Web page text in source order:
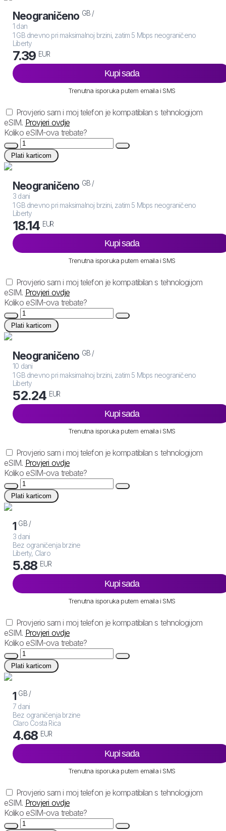
Neograničeno GB /
1 dan
1 GB dnevno pri maksimalnoj brzini, zatim 5 Mbps neograničeno
Liberty
7.39 EUR
Kupi sada
Trenutna isporuka putem emaila i SMS
Provjerio sam i moj telefon je kompatibilan s tehnologijom
eSIM. Provjeri ovdje
Koliko eSIM-ova trebate?
Plati karticom
Neograničeno GB /
3 dani
1 GB dnevno pri maksimalnoj brzini, zatim 5 Mbps neograničeno
Liberty
18.14 EUR
Kupi sada
Trenutna isporuka putem emaila i SMS
Provjerio sam i moj telefon je kompatibilan s tehnologijom
eSIM. Provjeri ovdje
Koliko eSIM-ova trebate?
Plati karticom
Neograničeno GB /
10 dani
1 GB dnevno pri maksimalnoj brzini, zatim 5 Mbps neograničeno
Liberty
52.24 EUR
Kupi sada
Trenutna isporuka putem emaila i SMS
Provjerio sam i moj telefon je kompatibilan s tehnologijom
eSIM. Provjeri ovdje
Koliko eSIM-ova trebate?
Plati karticom
1 GB /
3 dani
Bez ograničenja brzine
Liberty, Claro
5.88 EUR
Kupi sada
Trenutna isporuka putem emaila i SMS
Provjerio sam i moj telefon je kompatibilan s tehnologijom
eSIM. Provjeri ovdje
Koliko eSIM-ova trebate?
Plati karticom
1 GB /
7 dani
Bez ograničenja brzine
Claro Costa Rica
4.68 EUR
Kupi sada
Trenutna isporuka putem emaila i SMS
Provjerio sam i moj telefon je kompatibilan s tehnologijom
eSIM. Provjeri ovdje
Koliko eSIM-ova trebate?